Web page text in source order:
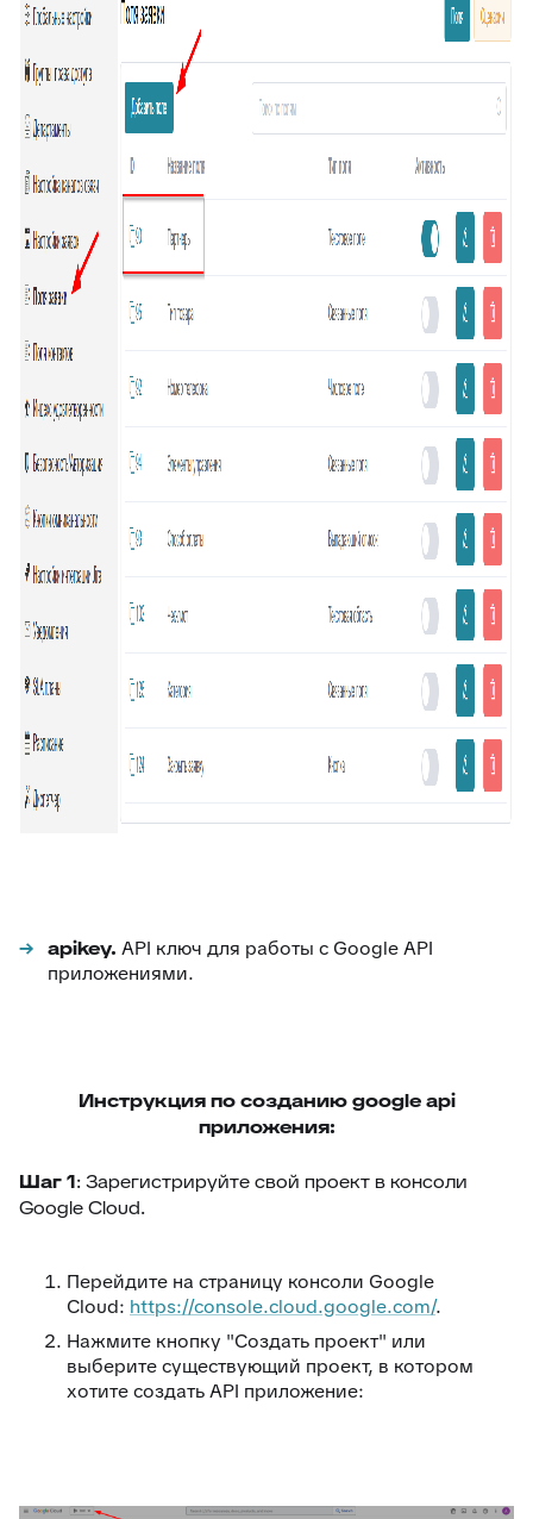
apikey. API ключ для работы с Google API
приложениями.
Инструкция по созданию google api
приложения:
Шаг 1: Зарегистрируйте свой проект в консоли
Google Cloud.
Перейдите на страницу консоли Google
Cloud: https://console.cloud.google.com/.
Нажмите кнопку "Создать проект" или
выберите существующий проект, в котором
хотите создать API приложение: